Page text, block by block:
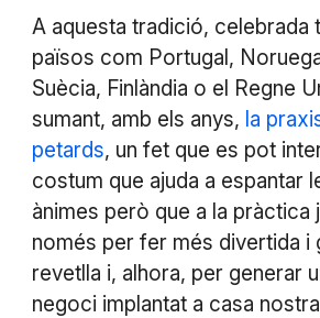
A aquesta tradició, celebrada
països com Portugal,
Suècia, Finlàndia o el Regne
sumant, amb els anys, la
petards, un fet que es pot
costum que ajuda a espantar
ànimes però que a la pràctica
només per fer més divertida i
revetlla i, alhora, per generar
negoci implantat a casa